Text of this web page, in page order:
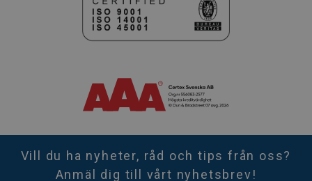
Vill du ha nyheter, råd och tips från oss?
Anmäl dig till vårt nyhetsbrev!